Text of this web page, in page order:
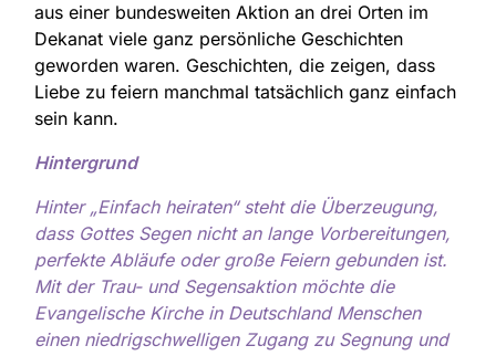
aus einer bundesweiten Aktion an drei Orten im
Dekanat viele ganz persönliche Geschichten
geworden waren. Geschichten, die zeigen, dass
Liebe zu feiern manchmal tatsächlich ganz einfach
sein kann.
Hintergrund
Hinter „Einfach heiraten“ steht die Überzeugung,
dass Gottes Segen nicht an lange Vorbereitungen,
perfekte Abläufe oder große Feiern gebunden ist.
Mit der Trau- und Segensaktion möchte die
Evangelische Kirche in Deutschland Menschen
einen niedrigschwelligen Zugang zu Segnung und